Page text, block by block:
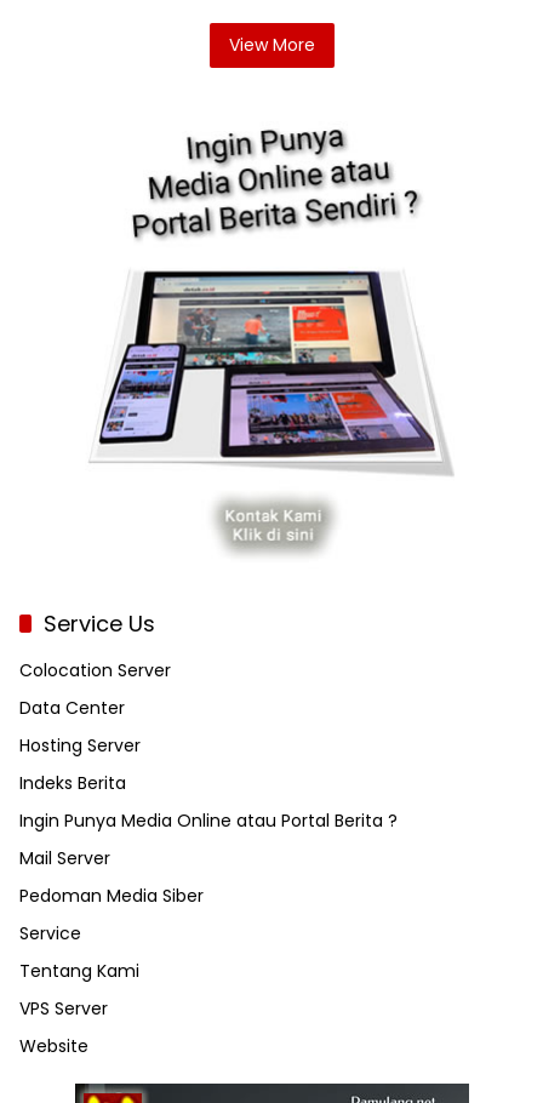
View More
Service Us
Colocation Server
Data Center
Hosting Server
Indeks Berita
Ingin Punya Media Online atau Portal Berita ?
Mail Server
Pedoman Media Siber
Service
Tentang Kami
VPS Server
Website